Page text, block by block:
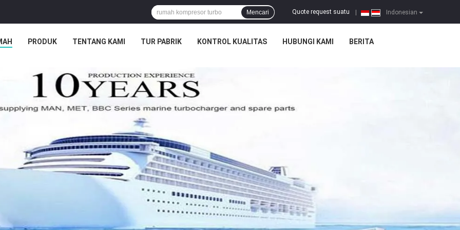
Indonesian
Quote request suatu
Mencari
PRODUK TENTANG KAMI TUR PABRIK KONTROL KUALITAS HUBUNGI KAMI BERITA